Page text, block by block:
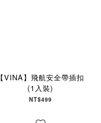
【VINA】飛航安全帶插扣
(1入裝)
NT$499